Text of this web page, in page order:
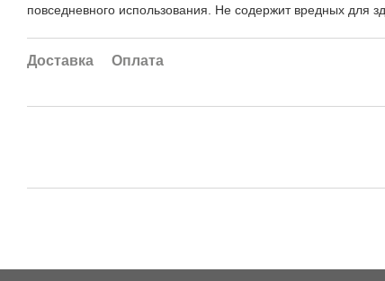
повседневного использования. Не содержит вредных для
Доставка Оплата